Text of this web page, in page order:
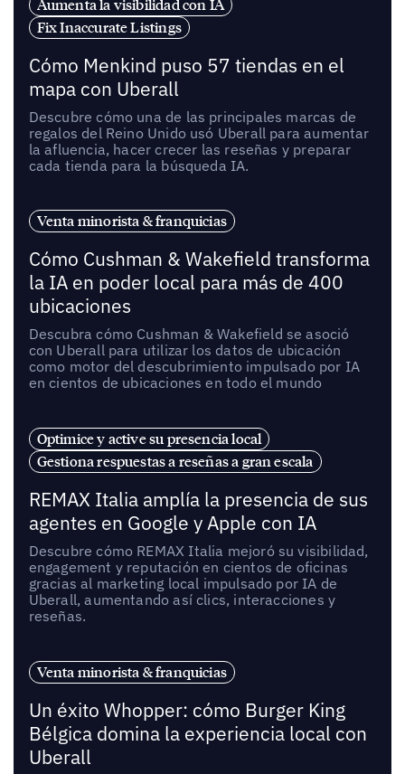
Aumenta la visibilidad con IA
Fix Inaccurate Listings
Cómo Menkind puso 57 tiendas en el
mapa con Uberall
Descubre cómo una de las principales marcas de
regalos del Reino Unido usó Uberall para aumentar
la afluencia, hacer crecer las reseñas y preparar
cada tienda para la búsqueda IA.
Venta minorista & franquicias
Cómo Cushman & Wakefield transforma
la IA en poder local para más de 400
ubicaciones
Descubra cómo Cushman & Wakefield se asoció
con Uberall para utilizar los datos de ubicación
como motor del descubrimiento impulsado por IA
en cientos de ubicaciones en todo el mundo
Optimice y active su presencia local
Gestiona respuestas a reseñas a gran escala
REMAX Italia amplía la presencia de sus
agentes en Google y Apple con IA
Descubre cómo REMAX Italia mejoró su visibilidad,
engagement y reputación en cientos de oficinas
gracias al marketing local impulsado por IA de
Uberall, aumentando así clics, interacciones y
reseñas.
Venta minorista & franquicias
Un éxito Whopper: cómo Burger King
Bélgica domina la experiencia local con
Uberall